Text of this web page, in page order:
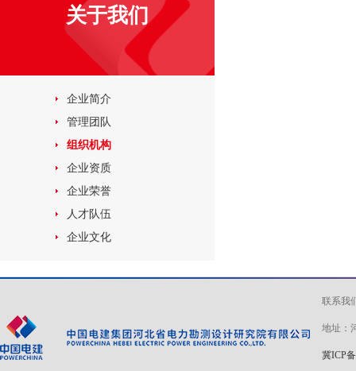
关于我们
企业简介
管理团队
组织机构
企业资质
企业荣誉
人才队伍
企业文化
联系我
地址：
冀ICP